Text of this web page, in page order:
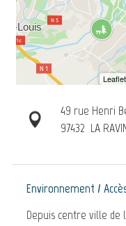
49 rue Henri
97432 LA
Environnement /
Depuis centre ville de